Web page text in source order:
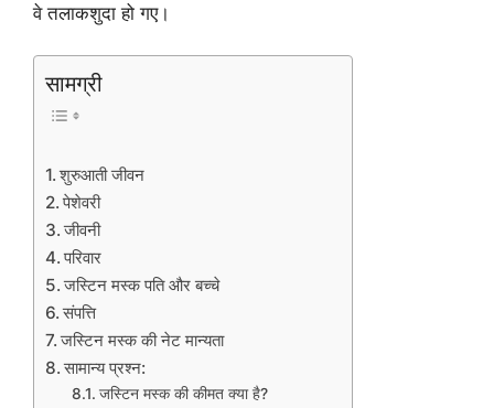
वे तलाकशुदा हो गए।
सामग्री
शुरुआती जीवन
पेशेवरी
जीवनी
परिवार
जस्टिन मस्क पति और बच्चे
संपत्ति
जस्टिन मस्क की नेट मान्यता
सामान्य प्रश्न:
जस्टिन मस्क की कीमत क्या है?